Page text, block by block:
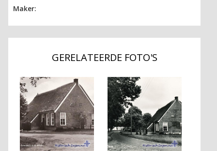
Maker:
GERELATEERDE FOTO'S